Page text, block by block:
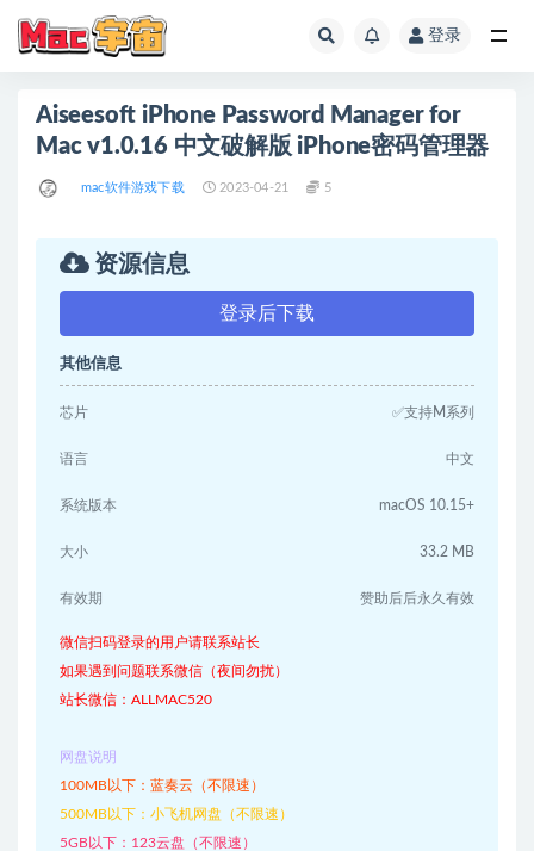
登录
Aiseesoft iPhone Password Manager for
Mac v1.0.16 中文破解版 iPhone密码管理器
mac软件游戏下载 2023-04-21 5
资源信息
登录后下载
其他信息
芯片 ✅支持M系列
语言 中文
系统版本 macOS 10.15+
大小 33.2 MB
有效期 赞助后后永久有效
微信扫码登录的用户请联系站长
如果遇到问题联系微信（夜间勿扰）
站长微信：ALLMAC520
网盘说明
100MB以下：蓝奏云（不限速）
500MB以下：小飞机网盘（不限速）
5GB以下：123云盘（不限速）